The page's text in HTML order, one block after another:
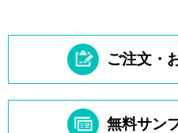
ご注文・
無料サン